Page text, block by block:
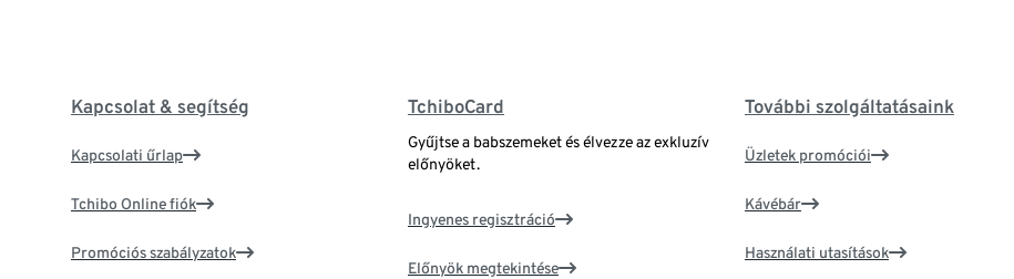
Kapcsolat & segítség
Kapcsolati űrlap
Tchibo Online fiók
Promóciós szabályzatok
TchiboCard
Gyűjtse a babszemeket és élvezze az exkluzív
előnyöket.
Ingyenes regisztráció
Előnyök megtekintése
További szolgáltatásaink
Üzletek promóciói
Kávébár
Használati utasítások